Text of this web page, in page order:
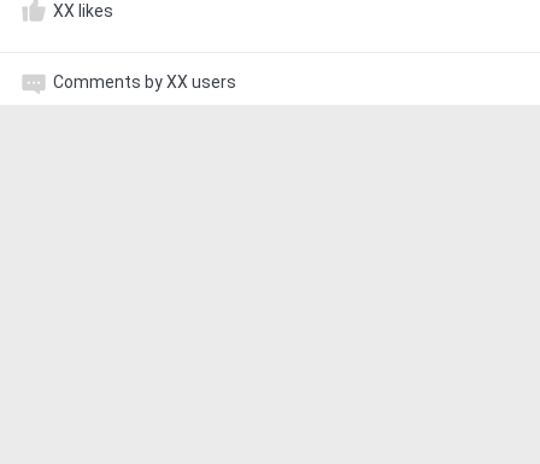
XX likes
Comments by XX users